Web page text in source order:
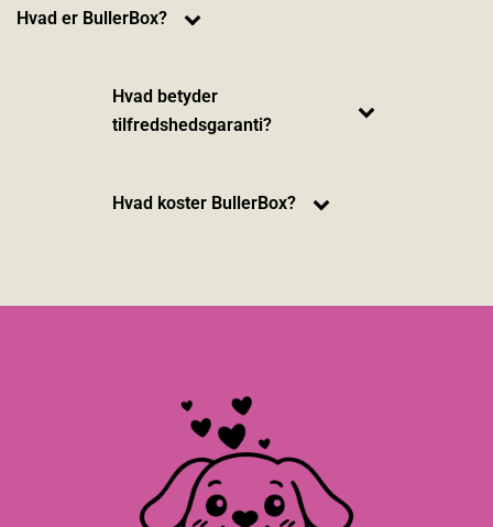
Hvad er BullerBox?
Hvad betyder
tilfredshedsgaranti?
Hvad koster BullerBox?